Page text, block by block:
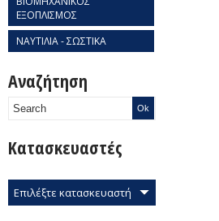
ΕΞΟΠΛΙΣΜΟΣ
ΝΑΥΤΙΛΙΑ - ΣΩΣΤΙΚΑ
Αναζήτηση
Κατασκευαστές
Επιλέξτε κατασκευαστή